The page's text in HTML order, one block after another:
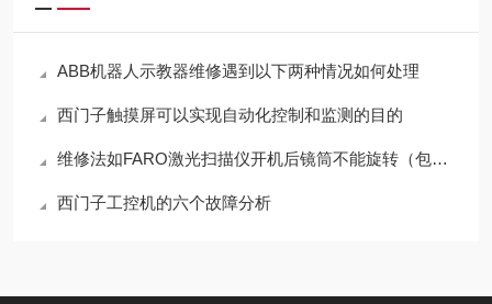
ABB机器人示教器维修遇到以下两种情况如何处理
西门子触摸屏可以实现自动化控制和监测的目的
维修法如FARO激光扫描仪开机后镜筒不能旋转（包修好）
西门子工控机的六个故障分析